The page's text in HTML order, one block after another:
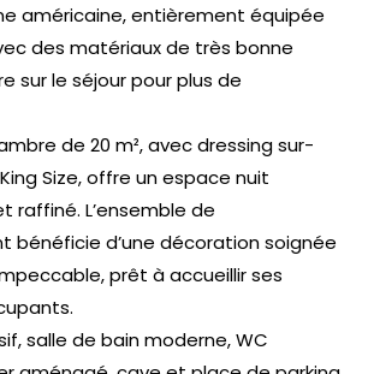
américaine, entièrement équipée
des matériaux de très bonne
sur le séjour pour plus de
de 20 m², avec dressing sur-
Size, offre un espace nuit
raffiné. L’ensemble de
bénéficie d’une décoration soignée
prêt à accueillir ses
salle de bain moderne, WC